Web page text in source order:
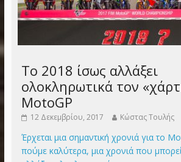
Το 2018 ίσως αλλάξει
ολοκληρωτικά τον
MotoGP
12 Δεκεμβρίου, 2017 Κώστας Τουλής
Έρχεται μια σημαντική χρονιά για το
πούμε καλύτερα, μια χρονιά που